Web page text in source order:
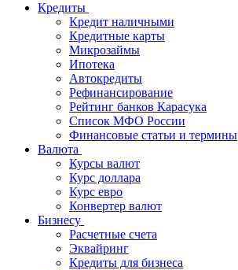
Кредиты
Кредит наличными
Кредитные карты
Микрозаймы
Ипотека
Автокредиты
Рефинансирование
Рейтинг банков Карасука
Список МФО России
Финансовые статьи и термины
Валюта
Курсы валют
Курс доллара
Курс евро
Конвертер валют
Бизнесу
Расчетные счета
Эквайринг
Кредиты для бизнеса